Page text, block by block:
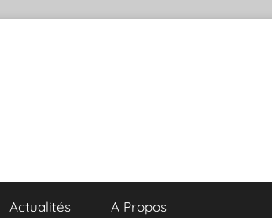
Actualités A Propos